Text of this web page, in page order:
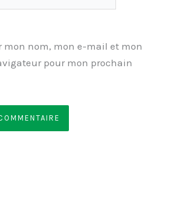
mon nom, mon e-mail et mon
pour mon prochain